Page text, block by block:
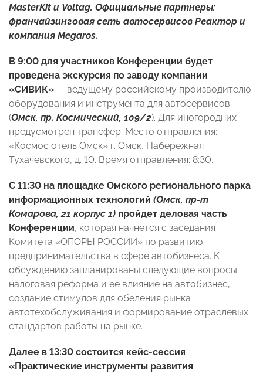
MasterKit и Voltag. Официальные партнеры:
франчайзинговая сеть автосервисов Реактор и
компания Megaros.
В 9:00 для участников Конференции будет
проведена экскурсия по заводу компании
«СИВИК» — ведущему российскому производителю
оборудования и инструмента для автосервисов
(Омск, пр. Космический, 109/2). Для иногородних
предусмотрен трансфер. Место отправления:
«Космос отель Омск» г. Омск, Набережная
Тухачевского, д. 10. Время отправления: 8:30.
С 11:30 на площадке Омского регионального парка
информационных технологий (Омск, пр-т
Комарова, 21 корпус 1) пройдет деловая часть
Конференции, которая начнется с заседания
Комитета «ОПОРЫ РОССИИ» по развитию
предпринимательства в сфере автобизнеса. К
обсуждению запланированы следующие вопросы:
налоговая реформа и ее влияние на автобизнес,
создание стимулов для обеления рынка
автотехобслуживания и формирование отраслевых
стандартов работы на рынке.
Далее в 13:30 состоится кейс-сессия
«Практические инструменты развития